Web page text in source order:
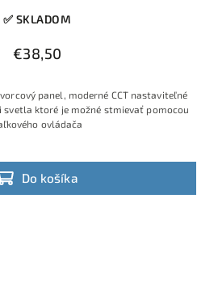
✅ SKLADOM
€38,50
Do košíka
panel, moderné CCT nastaviteľné
ktoré je možné stmievať pomocou
ovládača